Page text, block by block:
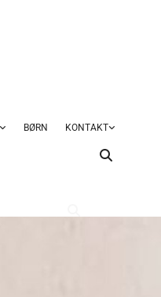
BØRN KONTAKT